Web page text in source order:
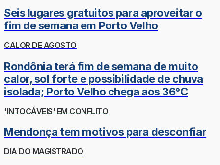
Seis lugares gratuitos para aproveitar o
fim de semana em Porto Velho
CALOR DE AGOSTO
Rondônia terá fim de semana de muito
calor, sol forte e possibilidade de chuva
isolada; Porto Velho chega aos 36°C
'INTOCÁVEIS' EM CONFLITO
Mendonça tem motivos para desconfiar
DIA DO MAGISTRADO